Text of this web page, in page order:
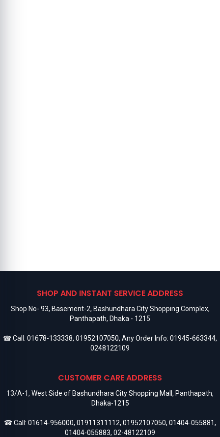
SHOP AND INSTANT SERVICE ADDRESS
Shop No- 93, Basement-2, Bashundhara City Shopping Complex,
Panthapath, Dhaka - 1215
☎ Call: 01678-133338, 01952107050, Any Order Info: 01945-663344,
0248122109
CUSTOMER CARE ADDRESS
13/A-1, West Side of Bashundhara City Shopping Mall, Panthapath,
Dhaka-1215
☎ Call: 01614-956000, 01911311112, 01952107050, 01404-055881,
01404-055883, 02-48122109